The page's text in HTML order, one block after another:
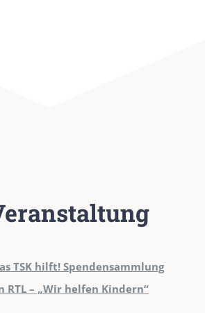
TSK hilft! Spendensammlung
RTL – „Wir helfen Kindern“